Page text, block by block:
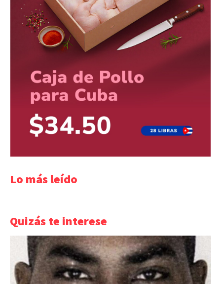
Lo más leído
Quizás te interese